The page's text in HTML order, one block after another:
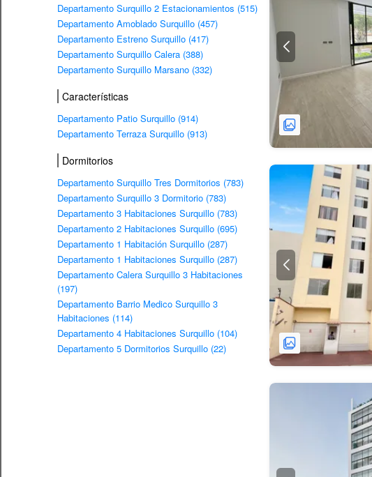
Departamento Surquillo 2 Estacionamientos (515)
Departamento Amoblado Surquillo (457)
Departamento Estreno Surquillo (417)
Departamento Surquillo Calera (388)
Departamento Surquillo Marsano (332)
Características
Departamento Patio Surquillo (914)
Departamento Terraza Surquillo (913)
Dormitorios
Departamento Surquillo Tres Dormitorios (783)
Departamento Surquillo 3 Dormitorio (783)
Departamento 3 Habitaciones Surquillo (783)
Departamento 2 Habitaciones Surquillo (695)
Departamento 1 Habitación Surquillo (287)
Departamento 1 Habitaciones Surquillo (287)
Departamento Calera Surquillo 3 Habitaciones
(197)
Departamento Barrio Medico Surquillo 3
Habitaciones (114)
Departamento 4 Habitaciones Surquillo (104)
Departamento 5 Dormitorios Surquillo (22)